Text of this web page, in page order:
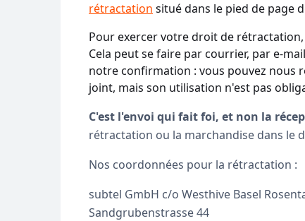
rétractation situé dans le pied de page
Pour exercer votre droit de
Cela peut se faire par courrier, par e-
notre confirmation : vous pouvez nous
joint, mais son utilisation n'est pas
C'est l'envoi qui fait foi, et non la
rétractation ou la marchandise dans le
Nos coordonnées pour la rétractation :
subtel GmbH c/o Westhive Basel
Sandgrubenstrasse 44